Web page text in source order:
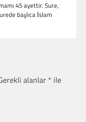
45 ayettir. Sure,
başlıca İslam
alanlar * ile